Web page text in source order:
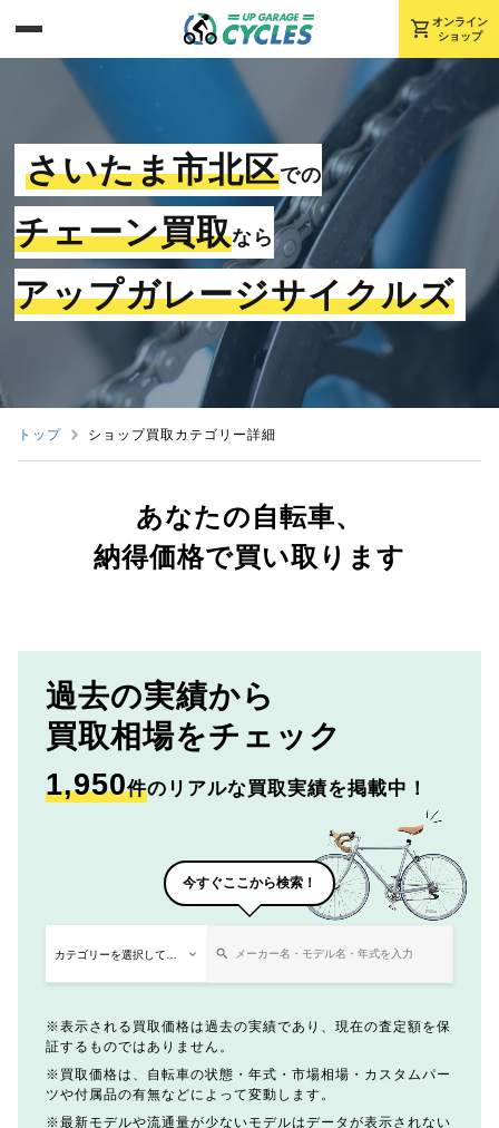
shopping_cart オンライン
ショップ
さいたま市北区での
チェーン買取なら
アップガレージサイクルズ
トップ ショップ買取カテゴリー詳細
あなたの自転車、
納得価格で買い取ります
過去の実績から
買取相場をチェック
1,950件のリアルな買取実績を掲載中！
今すぐここから検索！
表示される買取価格は過去の実績であり、現在の査定額を保
証するものではありません。
買取価格は、自転車の状態・年式・市場相場・カスタムパー
ツや付属品の有無などによって変動します。
最新モデルや流通量が少ないモデルはデータが表示されない